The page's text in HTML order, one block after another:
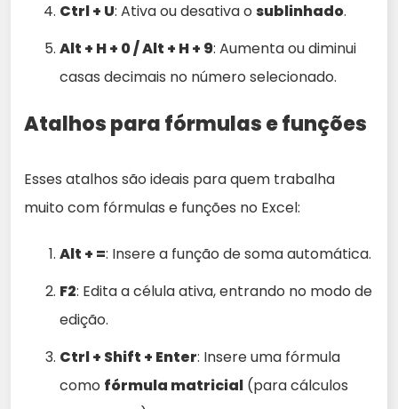
Ctrl + U: Ativa ou desativa o sublinhado.
Alt + H + 0 / Alt + H + 9: Aumenta ou diminui
casas decimais no número selecionado.
Atalhos para fórmulas e funções
Esses atalhos são ideais para quem trabalha
muito com fórmulas e funções no Excel:
Alt + =: Insere a função de soma automática.
F2: Edita a célula ativa, entrando no modo de
edição.
Ctrl + Shift + Enter: Insere uma fórmula
como fórmula matricial (para cálculos